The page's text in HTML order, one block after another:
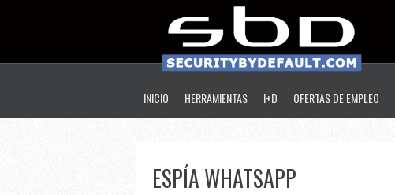
INICIO HERRAMIENTAS I+D OFERTAS DE EMPLEO
ESPÍA WHATSAPP